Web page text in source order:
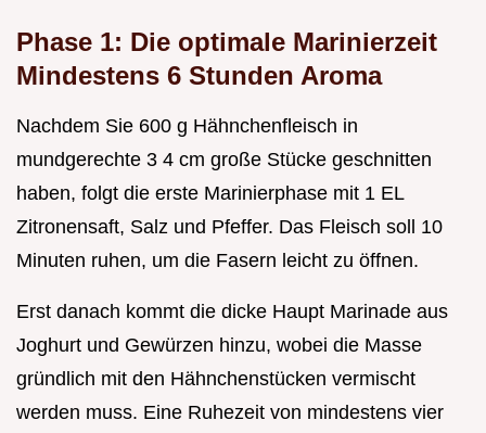
Phase 1: Die optimale Marinierzeit
Mindestens 6 Stunden Aroma
Nachdem Sie 600 g Hähnchenfleisch in
mundgerechte 3 4 cm große Stücke geschnitten
haben, folgt die erste Marinierphase mit 1 EL
Zitronensaft, Salz und Pfeffer. Das Fleisch soll 10
Minuten ruhen, um die Fasern leicht zu öffnen.
Erst danach kommt die dicke Haupt Marinade aus
Joghurt und Gewürzen hinzu, wobei die Masse
gründlich mit den Hähnchenstücken vermischt
werden muss. Eine Ruhezeit von mindestens vier